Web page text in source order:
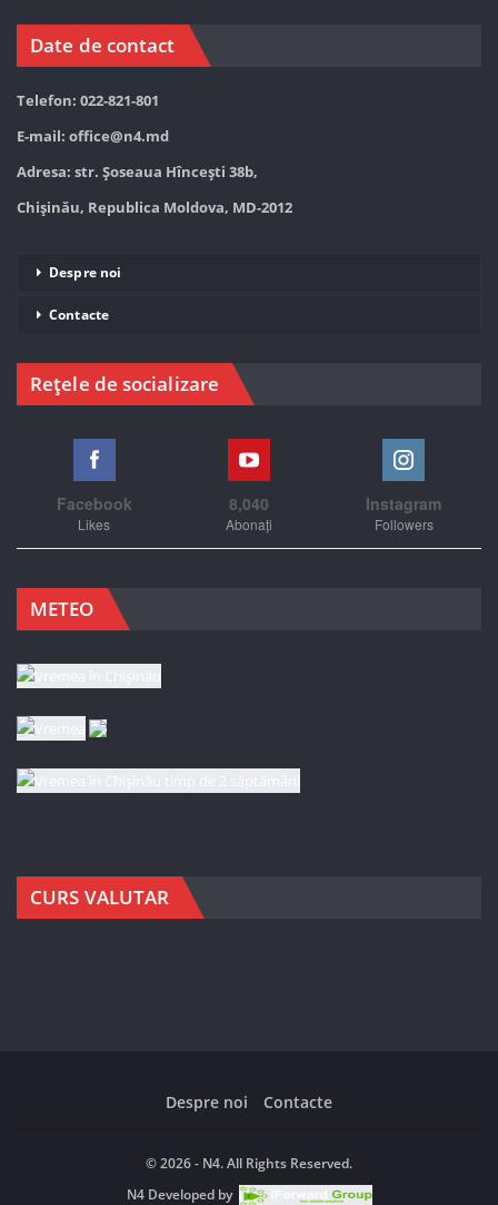
Date de contact
Telefon: 022-821-801
E-mail: office@n4.md
Adresa: str. Șoseaua Hînceşti 38b,
Chișinău, Republica Moldova, MD-2012
Despre noi
Contacte
Rețele de socializare
Facebook
Likes
8,040
Abonați
Instagram
Followers
METEO
CURS VALUTAR
Despre noi Contacte
© 2026 - N4. All Rights Reserved.
N4Developed by